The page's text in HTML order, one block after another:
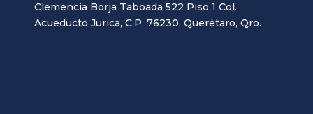
Clemencia Borja Taboada 522 Piso 1 Col.
Acueducto Jurica, C.P. 76230. Querétaro, Qro.